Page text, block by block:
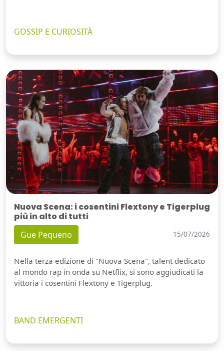
GOSSIP E CURIOSITÀ
Nuova Scena: i cosentini Flextony e Tigerplug
più in alto di tutti
Gue Pequeno 15/07/2026
Nella terza edizione di "Nuova Scena", talent dedicato
al mondo rap in onda su Netflix, si sono aggiudicati la
vittoria i cosentini Flextony e Tigerplug.
BAND EMERGENTI